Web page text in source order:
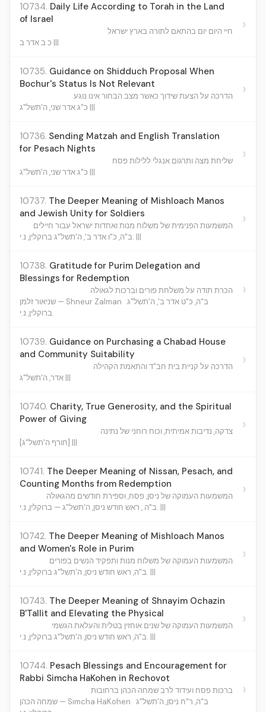
10734. Daily Life According to Torah in the Land
of Israel
חיי היום יום בהתאם לתורה בארץ ישראל
כ ב אדר ב |||
›
10735. Guidance on Shidduch Proposal When
Bochur's Status Is Not Relevant
הדרכה על הצעת שידוך כאשר מצב הבחור אינו נוגע
כ"ג אדר שני, ה'תשל"ג |||
›
10736. Sending Matzah and English Translation
for Pesach Nights
שליחת מצה ותרגום אנגלי ללילות פסח
כ"ג אדר שני, ה'תשל"ג |||
›
10737. The Deeper Meaning of Mishloach Manos
and Jewish Unity for Soldiers
המשמעות הפנימית של משלוח מנות ואחדות ישראל עבור חיילים
ב"ה, כ"ו אדר ב', ה'תשל"ג ברוקלין, נ.י. |||
›
10738. Gratitude for Purim Delegation and
Blessings for Redemption
הכרת תודה על משלחת פורים וברכות לגאולה
שניאור זלמן — Shneur Zalman ב"ה, כ"ט אדר ב', ה'תשל"ג
ברוקלין, נ.י.
›
10739. Guidance on Purchasing a Chabad House
and Community Suitability
הדרכה על קניית בית חב"ד והתאמת הקהילה
אדר, ה'תשל"ג |||
›
10740. Charity, True Generosity, and the Spiritual
Power of Giving
צדקה, נדיבות אמיתית, וכוח רוחני של נתינה
[חורף ה'תשל"ג] |||
›
10741. The Deeper Meaning of Nissan, Pesach, and
Counting Months from Redemption
המשמעות העמוקה של ניסן, פסח, וספירת חודשים מהגאולה
ב"ה , ראש חודש ניסן, ה'תשל"ג — ברוקלין, נ.י. |||
›
10742. The Deeper Meaning of Mishloach Manos
and Women's Role in Purim
המשמעות העמוקה של משלוח מנות ותפקיד הנשים בפורים
ב"ה, ראש חודש ניסן, ה'תשל"ג ברוקלין, נ.י. |||
›
10743. The Deeper Meaning of Shnayim Ochazin
B'Tallit and Elevating the Physical
המשמעות העמוקה של שנים אוחזין בטלית והעלאת הגשמי
ב"ה, ראש חודש ניסן, ה'תשל"ג ברוקלין, נ.י. |||
›
10744. Pesach Blessings and Encouragement for
Rabbi Simcha HaKohen in Rechovot
ברכות פסח ועידוד לרב שמחה הכהן ברחובות
שמחה הכהן — Simcha HaKohen ב"ה, ר"ח ניסן, ה'תשל"ג
›